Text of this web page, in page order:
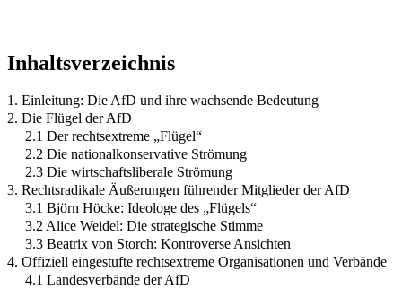
Inhaltsverzeichnis
1. Einleitung: Die AfD und ihre wachsende Bedeutung
2. Die Flügel der AfD
2.1 Der rechtsextreme „Flügel“
2.2 Die nationalkonservative Strömung
2.3 Die wirtschaftsliberale Strömung
3. Rechtsradikale Äußerungen führender Mitglieder der AfD
3.1 Björn Höcke: Ideologe des „Flügels“
3.2 Alice Weidel: Die strategische Stimme
3.3 Beatrix von Storch: Kontroverse Ansichten
4. Offiziell eingestufte rechtsextreme Organisationen und Verbände
4.1 Landesverbände der AfD